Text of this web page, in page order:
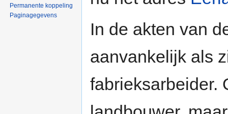
In de akten van
aanvankelijk als
fabrieksarbeider.
Permanente koppeling
Paginagegevens